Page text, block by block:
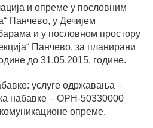
и опреме у пословним
Панчево, у Дечијем
и у пословном простору
Панчево, за планирани
до 31.05.2015. године.
услуге одржавања –
набавке – ОРН-50330000
опреме.